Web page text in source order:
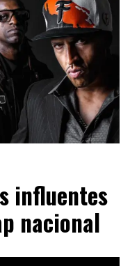
influentes
nacional